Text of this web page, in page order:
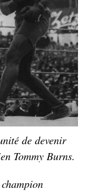
de devenir
Tommy Burns.